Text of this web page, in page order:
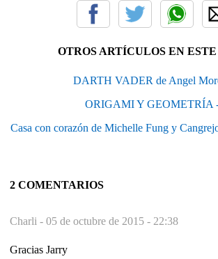
OTROS ARTÍCULOS EN
DARTH VADER de Angel
ORIGAMI Y GEOMETRÍA
Casa con corazón de Michelle Fung y
2 COMENTARIOS
Charli - 05 de octubre de 2015 - 22:38
Gracias Jarry